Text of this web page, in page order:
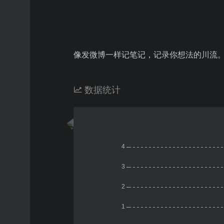
像发微博一样记笔记，记录你想法的川流
数据统计